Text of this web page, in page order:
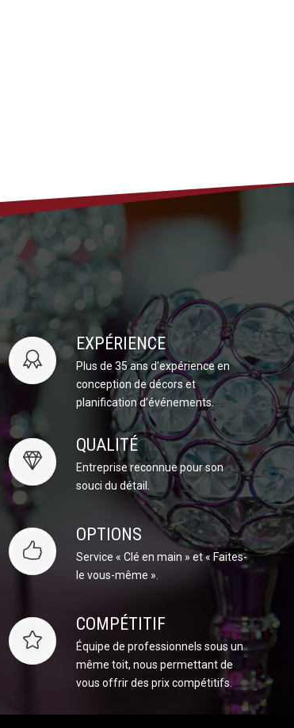
EXPÉRIENCE
Plus de 35 ans d’expérience en
conception de décors et
planification d’événements.
QUALITÉ
Entreprise reconnue pour son
souci du détail.
OPTIONS
Service « Clé en main » et « Faites-
le vous-même ».
COMPÉTITIF
Équipe de professionnels sous un
même toit, nous permettant de
vous offrir des prix compétitifs.